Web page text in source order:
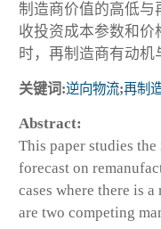
制造商价值的高低与
收投资成本参数和价
时，再制造商有动机
关键词:逆向物流;再制
Abstract:
This paper studies
forecast on
cases where there is
are two competing